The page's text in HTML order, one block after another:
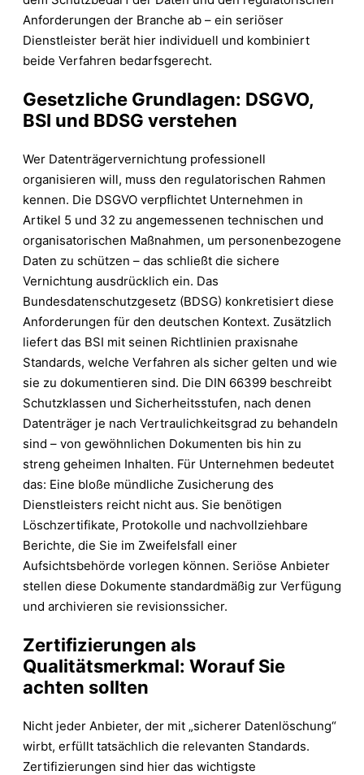
Anforderungen der Branche ab – ein seriöser
Dienstleister berät hier individuell und kombiniert
beide Verfahren bedarfsgerecht.
Gesetzliche Grundlagen: DSGVO,
BSI und BDSG verstehen
Wer Datenträgervernichtung professionell
organisieren will, muss den regulatorischen Rahmen
kennen. Die DSGVO verpflichtet Unternehmen in
Artikel 5 und 32 zu angemessenen technischen und
organisatorischen Maßnahmen, um personenbezogene
Daten zu schützen – das schließt die sichere
Vernichtung ausdrücklich ein. Das
Bundesdatenschutzgesetz (BDSG) konkretisiert diese
Anforderungen für den deutschen Kontext. Zusätzlich
liefert das BSI mit seinen Richtlinien praxisnahe
Standards, welche Verfahren als sicher gelten und wie
sie zu dokumentieren sind. Die DIN 66399 beschreibt
Schutzklassen und Sicherheitsstufen, nach denen
Datenträger je nach Vertraulichkeitsgrad zu behandeln
sind – von gewöhnlichen Dokumenten bis hin zu
streng geheimen Inhalten. Für Unternehmen bedeutet
das: Eine bloße mündliche Zusicherung des
Dienstleisters reicht nicht aus. Sie benötigen
Löschzertifikate, Protokolle und nachvollziehbare
Berichte, die Sie im Zweifelsfall einer
Aufsichtsbehörde vorlegen können. Seriöse Anbieter
stellen diese Dokumente standardmäßig zur Verfügung
und archivieren sie revisionssicher.
Zertifizierungen als
Qualitätsmerkmal: Worauf Sie
achten sollten
Nicht jeder Anbieter, der mit „sicherer Datenlöschung“
wirbt, erfüllt tatsächlich die relevanten Standards.
Zertifizierungen sind hier das wichtigste